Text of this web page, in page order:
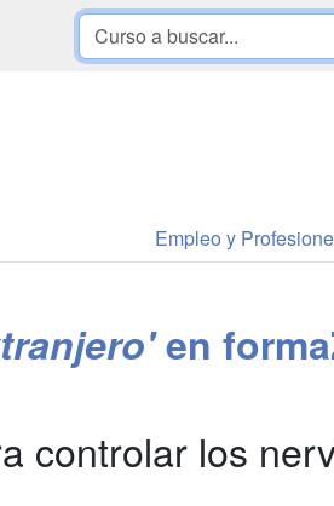
Empleo y
en
controlar los